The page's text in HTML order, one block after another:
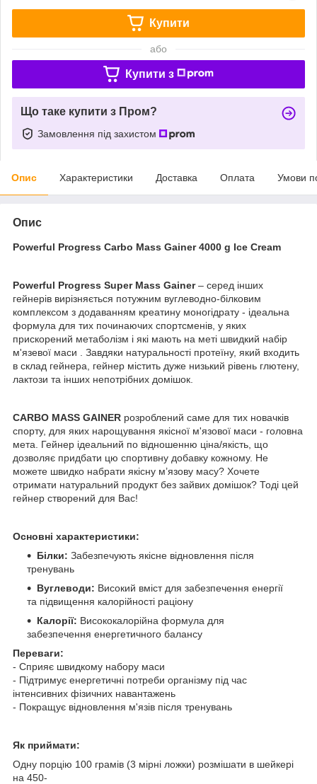
Купити
або
Купити з
Що таке купити з Пром?
Замовлення під захистом
Опис Характеристики Доставка Оплата Умови
Опис
Powerful Progress Carbo Mass Gainer 4000 g Ice Cream
Powerful Progress Super Mass Gainer– серед інших
гейнерів вирізняється потужним вуглеводно-білковим
комплексом з додаванням креатину моногідрату - ідеальна
формула для тих починаючих спортсменів, у яких
прискорений метаболізм і які мають на меті швидкий набір
м'язевої маси . Завдяки натуральності протеїну, який входить
в склад гейнера, гейнер містить дуже низький рівень глютену,
лактози та інших непотрібних домішок.
CARBO MASS GAINER розроблений саме для тих новачків
спорту, для яких нарощування якісної м'язової маси - головна
мета. Гейнер ідеальний по відношенню ціна/якість, що
дозволяє придбати цю спортивну добавку кожному. Не
можете швидко набрати якісну м’язову масу? Хочете
отримати натуральний продукт без зайвих домішок? Тоді цей
гейнер створений для Вас!
Основні характеристики:
Білки: Забезпечують якісне відновлення після
тренувань
Вуглеводи: Високий вміст для забезпечення енергії
та підвищення калорійності раціону
Калорії: Висококалорійна формула для
забезпечення енергетичного балансу
Переваги:
- Сприяє швидкому набору маси
- Підтримує енергетичні потреби організму під час
інтенсивних фізичних навантажень
- Покращує відновлення м'язів після тренувань
Як приймати:
Одну порцію 100 грамів (3 мірні ложки) розмішати в шейкері
на 450-